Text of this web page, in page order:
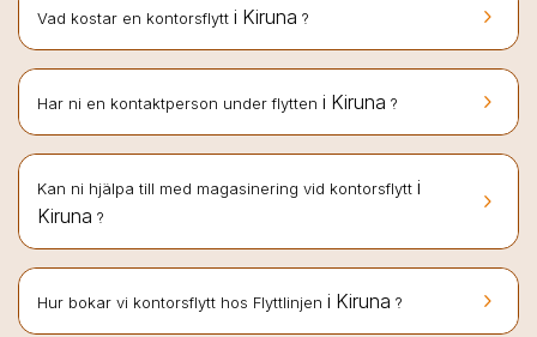
keyboard_arrow_right
Vad kostar en kontorsflytt i Kiruna ?
keyboard_arrow_right
Har ni en kontaktperson under flytten i Kiruna ?
keyboard_arrow_right
Kan ni hjälpa till med magasinering vid kontorsflytt i
Kiruna ?
keyboard_arrow_right
Hur bokar vi kontorsflytt hos Flyttlinjen i Kiruna ?